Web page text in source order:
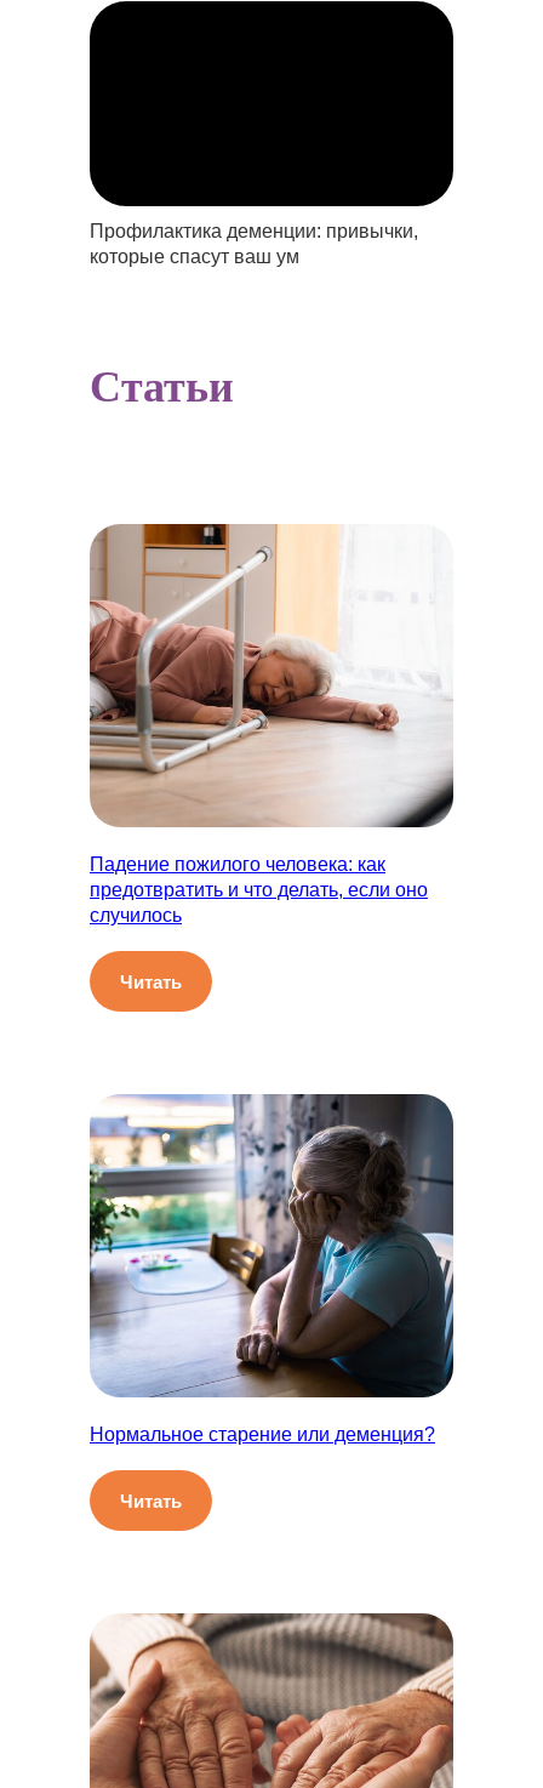
Профилактика деменции: привычки,
которые спасут ваш ум
Статьи
Падение пожилого человека: как
предотвратить и что делать, если оно
случилось
Читать
Нормальное старение или деменция?
Читать